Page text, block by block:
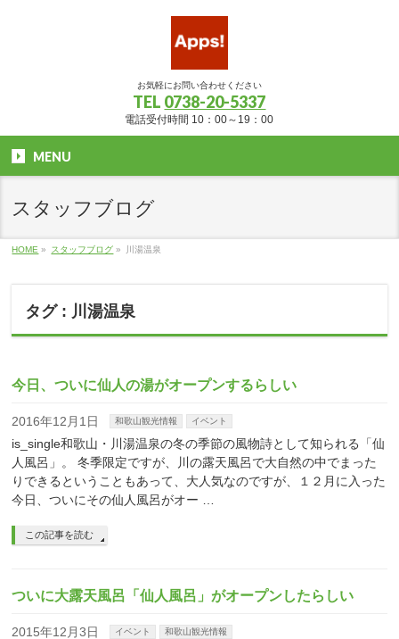
お気軽にお問い合わせください
TEL 0738-20-5337
電話受付時間 10：00～19：00
MENU
スタッフブログ
HOME » スタッフブログ » 川湯温泉
タグ : 川湯温泉
今日、ついに仙人の湯がオープンするらしい
2016年12月1日 和歌山観光情報 イベント
is_single和歌山・川湯温泉の冬の季節の風物詩として知られる「仙
人風呂」。 冬季限定ですが、川の露天風呂で大自然の中でまった
りできるということもあって、大人気なのですが、１２月に入った
今日、ついにその仙人風呂がオー …
この記事を読む
ついに大露天風呂「仙人風呂」がオープンしたらしい
2015年12月3日 イベント 和歌山観光情報